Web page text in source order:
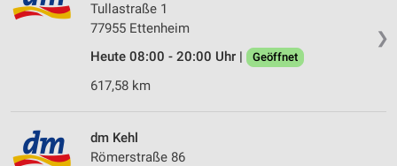
❯
Tullastraße 1
77955 Ettenheim
Heute 08:00 - 20:00 Uhr |
Geöffnet
617,58 km
dm Kehl
Römerstraße 86